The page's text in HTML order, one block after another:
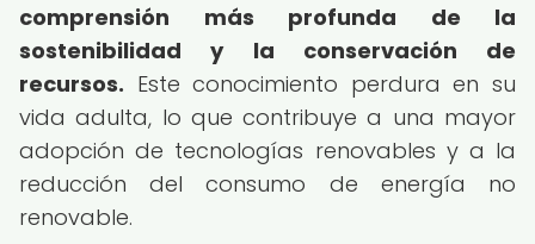
comprensión más profunda de la
sostenibilidad y la conservación de
recursos. Este conocimiento perdura en su
vida adulta, lo que contribuye a una mayor
adopción de tecnologías renovables y a la
reducción del consumo de energía no
renovable.